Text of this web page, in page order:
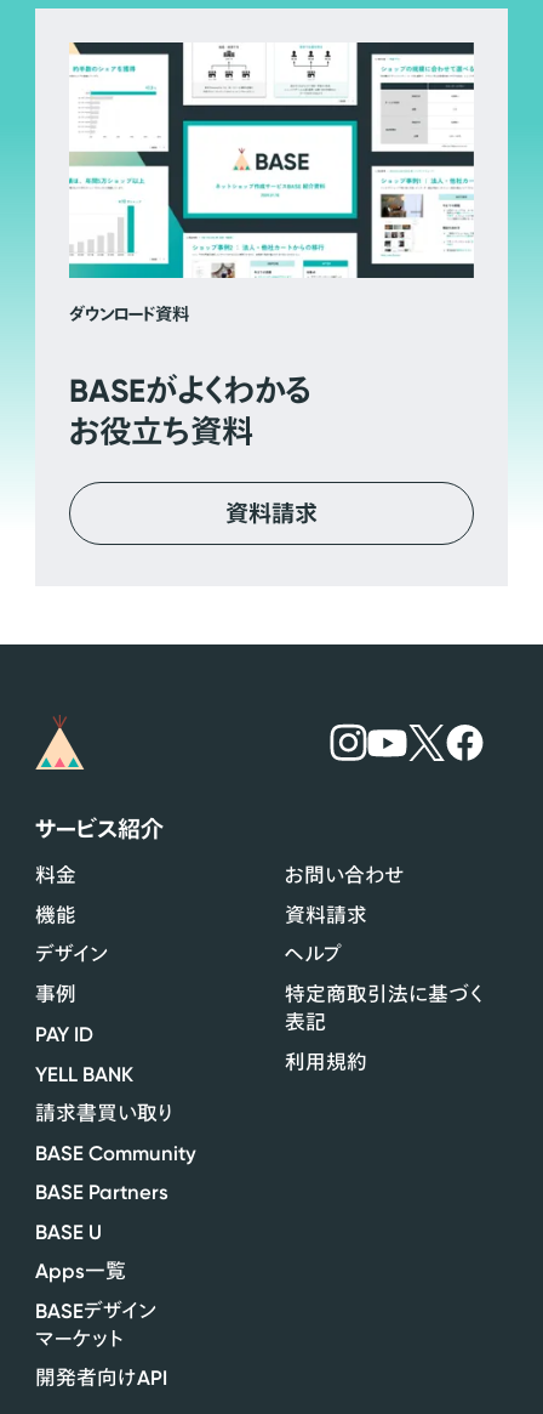
ダウンロード資料
BASEがよくわかる
お役立ち資料
資料請求
サービス紹介
料金
機能
デザイン
事例
PAY ID
YELL BANK
請求書買い取り
BASE Community
BASE Partners
BASE U
Apps一覧
BASEデザイン
マーケット
開発者向けAPI
お問い合わせ
資料請求
ヘルプ
特定商取引法に基づく
表記
利用規約